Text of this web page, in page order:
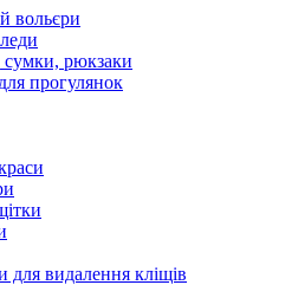
вольєри
рюкзаки
прогулянок
для видалення кліщів